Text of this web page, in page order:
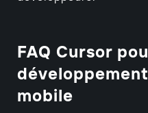
FAQ Cursor
mobile